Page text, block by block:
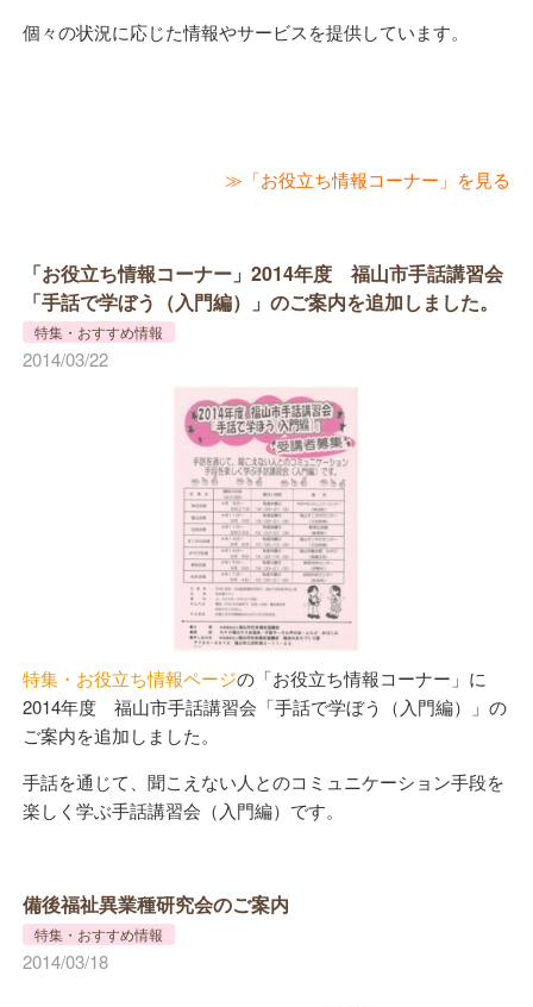
個々の状況に応じた情報やサービスを提供しています。
≫「お役立ち情報コーナー」を見る
「お役立ち情報コーナー」2014年度 福山市手話講習会
「手話で学ぼう（入門編）」のご案内を追加しました。
特集・おすすめ情報
2014/03/22
特集・お役立ち情報ページの「お役立ち情報コーナー」に
2014年度 福山市手話講習会「手話で学ぼう（入門編）」の
ご案内を追加しました。
手話を通じて、聞こえない人とのコミュニケーション手段を
楽しく学ぶ手話講習会（入門編）です。
備後福祉異業種研究会のご案内
特集・おすすめ情報
2014/03/18